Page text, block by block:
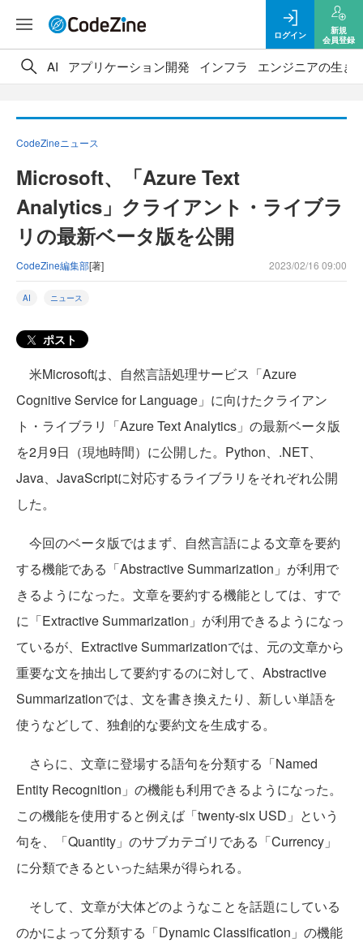
ログイン
新規
会員登録
AI アプリケーション開発 インフラ エンジニアの生き
CodeZineニュース
Microsoft、「Azure Text
Analytics」クライアント・ライブラ
リの最新ベータ版を公開
CodeZine編集部[著] 2023/02/16 09:00
AI ニュース
ポスト
米Microsoftは、自然言語処理サービス「Azure
Cognitive Service for Language」に向けたクライアン
ト・ライブラリ「Azure Text Analytics」の最新ベータ版
を2月9日（現地時間）に公開した。Python、.NET、
Java、JavaScriptに対応するライブラリをそれぞれ公開
した。
今回のベータ版ではまず、自然言語による文章を要約
する機能である「Abstractive Summarization」が利用で
きるようになった。文章を要約する機能としては、すで
に「Extractive Summarization」が利用できるようになっ
ているが、Extractive Summarizationでは、元の文章から
重要な文を抽出して要約するのに対して、Abstractive
Summarizationでは、文を書き換えたり、新しい単語を
使うなどして、独創的な要約文を生成する。
さらに、文章に登場する語句を分類する「Named
Entity Recognition」の機能も利用できるようになった。
この機能を使用すると例えば「twenty-six USD」という
句を、「Quantity」のサブカテゴリである「Currency」
に分類できるといった結果が得られる。
そして、文章が大体どのようなことを話題にしている
のかによって分類する「Dynamic Classification」の機能